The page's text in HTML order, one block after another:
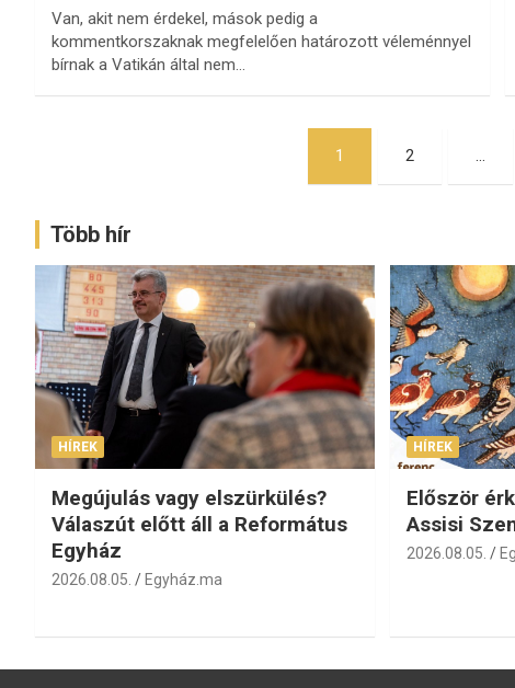
Van, akit nem érdekel, mások pedig a
kommentkorszaknak megfelelően határozott véleménnyel
bírnak a Vatikán által nem…
1 2 …
Több hír
HÍREK
Megújulás vagy elszürkülés?
Válaszút előtt áll a Református
Egyház
2026.08.05. Egyház.ma
HÍREK
Először
Assisi
2026.08.05.